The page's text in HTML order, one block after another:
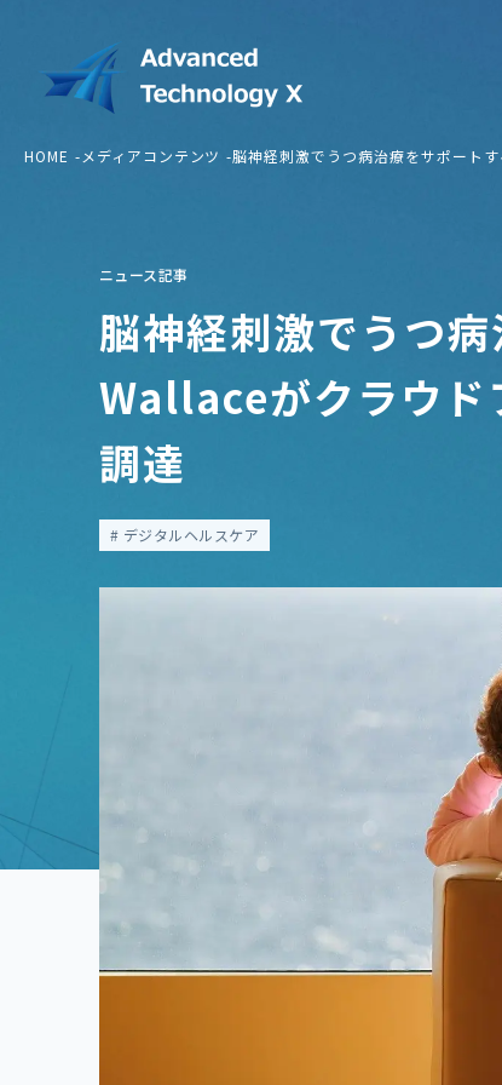
HOME メディアコンテンツ 脳神経刺激でうつ病治療をサポート
ニュース記事
脳神経刺激でうつ
Wallaceがクラウ
調達
デジタルヘルスケア